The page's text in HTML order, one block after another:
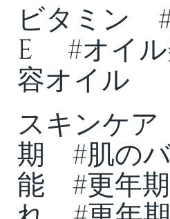
ビタミン
E #オイ
容オイル
スキンケ
期 #肌の
能 #更年